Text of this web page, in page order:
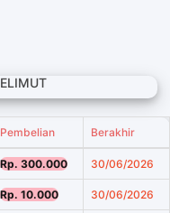
Pembelian Berakhir
Rp. 300.000 30/06/2026
Rp. 10.000 30/06/2026